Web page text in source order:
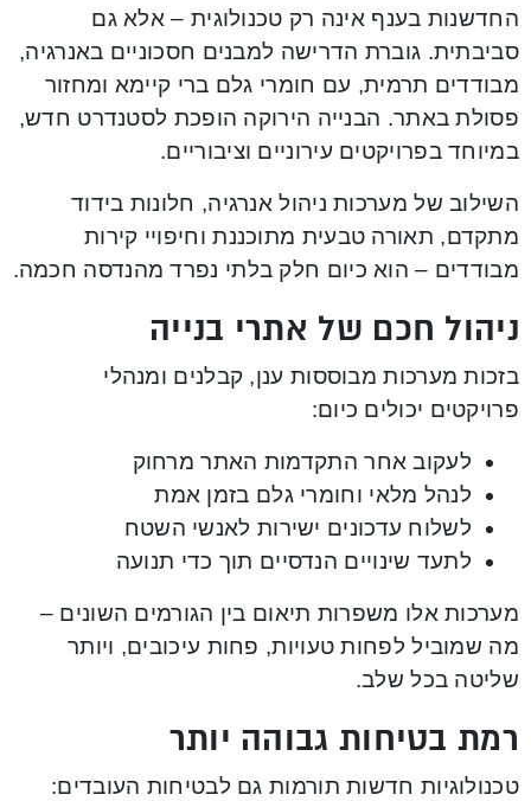
החדשנות בענף אינה רק טכנולוגית – אלא גם
סביבתית. גוברת הדרישה למבנים חסכוניים באנרגיה,
מבודדים תרמית, עם חומרי גלם ברי קיימא ומחזור
פסולת באתר. הבנייה הירוקה הופכת לסטנדרט חדש,
במיוחד בפרויקטים עירוניים וציבוריים.
השילוב של מערכות ניהול אנרגיה, חלונות בידוד
מתקדם, תאורה טבעית מתוכננת וחיפויי קירות
מבודדים – הוא כיום חלק בלתי נפרד מהנדסה חכמה.
ניהול חכם של אתרי בנייה
בזכות מערכות מבוססות ענן, קבלנים ומנהלי
פרויקטים יכולים כיום:
לעקוב אחר התקדמות האתר מרחוק
לנהל מלאי וחומרי גלם בזמן אמת
לשלוח עדכונים ישירות לאנשי השטח
לתעד שינויים הנדסיים תוך כדי תנועה
מערכות אלו משפרות תיאום בין הגורמים השונים –
מה שמוביל לפחות טעויות, פחות עיכובים, ויותר
שליטה בכל שלב.
רמת בטיחות גבוהה יותר
טכנולוגיות חדשות תורמות גם לבטיחות העובדים: